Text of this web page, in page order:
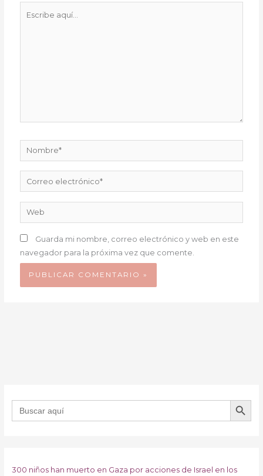
Nombre*
Correo
electrónico*
Web
Guarda mi nombre, correo electrónico y web en este
navegador para la próxima vez que comente.
Buscar: BOTÓN DE
300 niños han muerto en Gaza por acciones de Israel en los